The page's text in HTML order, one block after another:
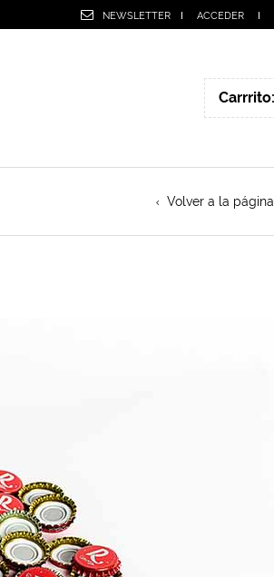
NEWSLETTER ACCEDER
Carrrito:
Volver a la